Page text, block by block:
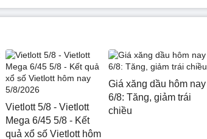
Vietlott 5/8 - Vietlott
Mega 6/45 5/8 - Kết
quả xổ số Vietlott hôm
Giá xăng dầu hôm nay
6/8: Tăng, giảm trái
chiều